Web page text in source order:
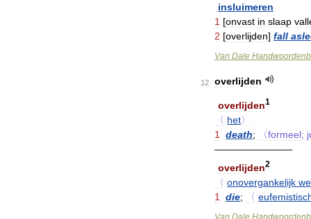
insluimeren
1 [onvast in slaap
2 [overlijden] fall
Van Dale
12 overlijden
overlijden1
〈 het〉
1
death; 〈formeel;
————————
overlijden2
〈 onovergankelijk
1
die; 〈
Van Dale